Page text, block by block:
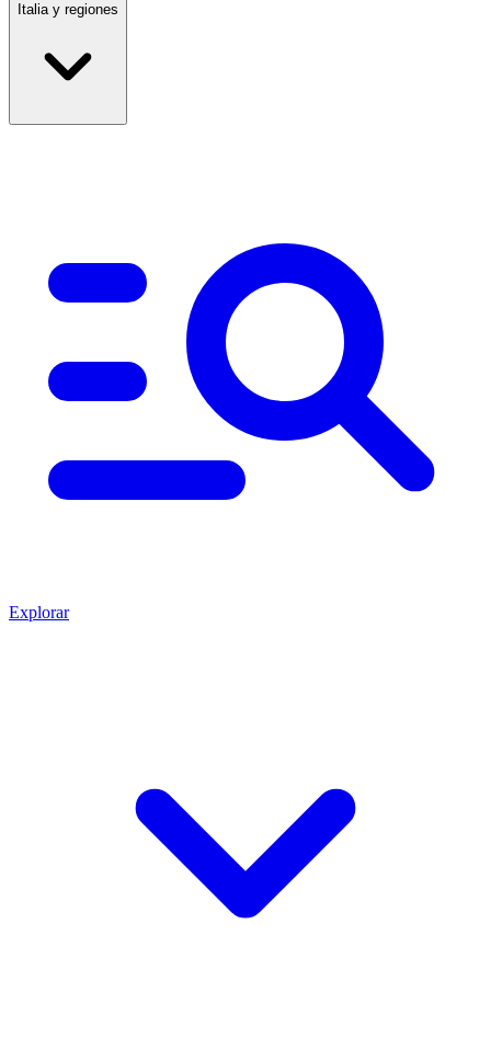
Italia y regiones
Explorar